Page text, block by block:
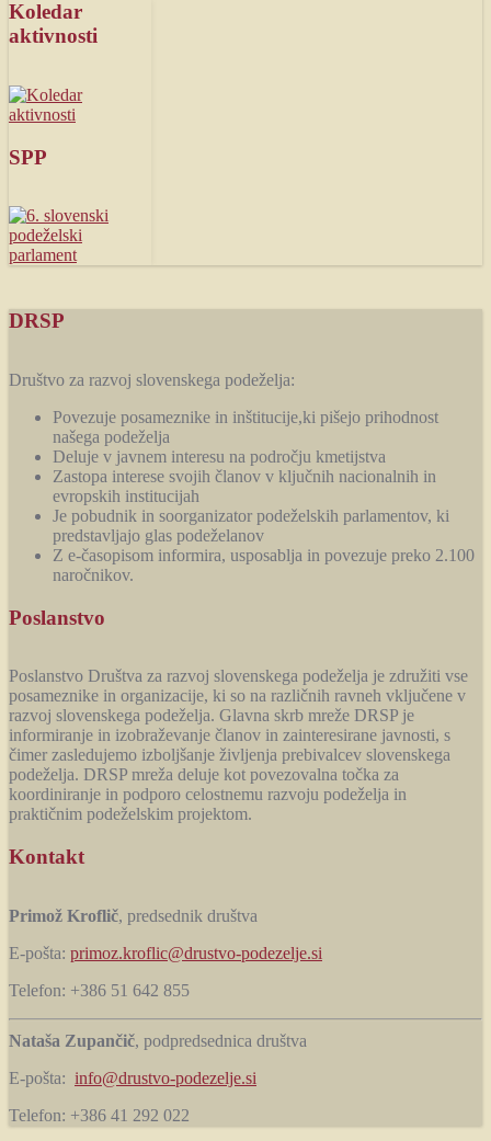
Koledar
aktivnosti
SPP
DRSP
Društvo za razvoj slovenskega podeželja:
Povezuje posameznike in inštitucije,ki pišejo prihodnost
našega podeželja
Deluje v javnem interesu na področju kmetijstva
Zastopa interese svojih članov v ključnih nacionalnih in
evropskih institucijah
Je pobudnik in soorganizator podeželskih parlamentov, ki
predstavljajo glas podeželanov
Z e-časopisom informira, usposablja in povezuje preko 2.100
naročnikov.
Poslanstvo
Poslanstvo Društva za razvoj slovenskega podeželja je združiti vse
posameznike in organizacije, ki so na različnih ravneh vključene v
razvoj slovenskega podeželja. Glavna skrb mreže DRSP je
informiranje in izobraževanje članov in zainteresirane javnosti, s
čimer zasledujemo izboljšanje življenja prebivalcev slovenskega
podeželja. DRSP mreža deluje kot povezovalna točka za
koordiniranje in podporo celostnemu razvoju podeželja in
praktičnim podeželskim projektom.
Kontakt
Primož Kroflič, predsednik društva
E-pošta: primoz.kroflic@drustvo-podezelje.si
Telefon: +386 51 642 855
Nataša Zupančič, podpredsednica društva
E-pošta: info@drustvo-podezelje.si
Telefon: +386 41 292 022